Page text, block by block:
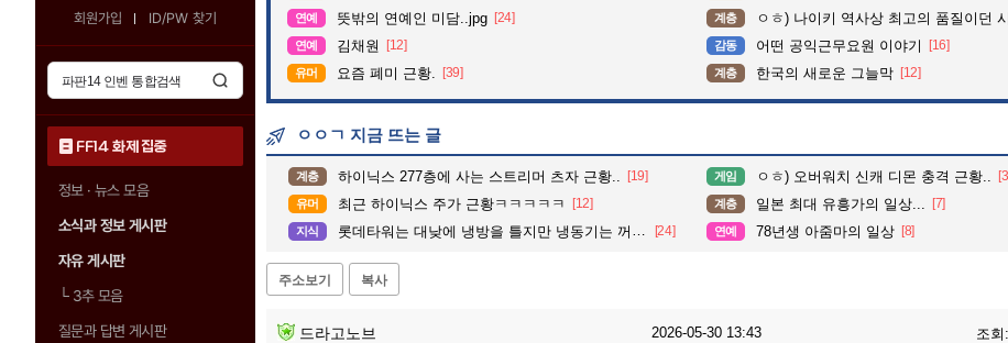
회원가입 ID/PW 찾기
FF14 화제 집중
정보 · 뉴스 모음
소식과 정보 게시판
자유 게시판
└3추 모음
질문과 답변 게시판
연예 뜻밖의 연예인 미담..jpg [24] 계층 ㅇㅎ) 나이키 역사상 최고의 품질이던
연예 김채원 [12] 감동 어떤 공익근무요원 이야기 [16]
유머 요즘 폐미 근황. [39] 계층 한국의 새로운 그늘막 [12]
ㅇㅇㄱ 지금 뜨는 글
계층 하이닉스 277층에 사는 스트리머 츠자 근황.. [19] 게임 ㅇㅎ) 오버워치 신캐 디몬 충격 근황..
유머 최근 하이닉스 주가 근황ㅋㅋㅋㅋㅋ [12] 계층 일본 최대 유흥가의 일상... [7]
지식 롯데타워는 대낮에 냉방을 틀지만 냉동기는 꺼져있데요. [24] 연예 78년생 아줌마의 일상 [8]
주소보기 복사
드라고노브 2026-05-30 13:43 조회: